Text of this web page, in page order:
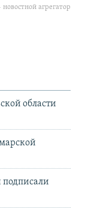
области
подписали